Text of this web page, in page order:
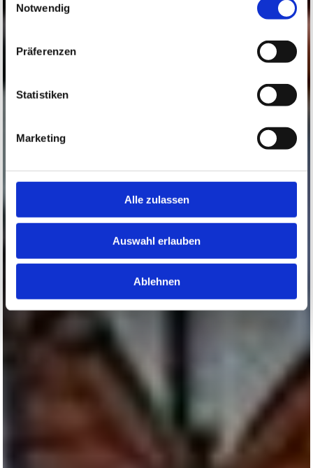
Notwendig
Präferenzen
Statistiken
Marketing
Alle zulassen
Auswahl erlauben
Ablehnen